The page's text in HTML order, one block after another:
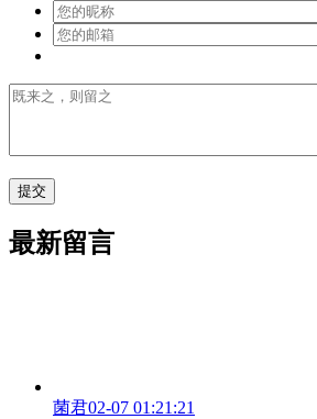
最新留言
菌君02-07 01:21:21